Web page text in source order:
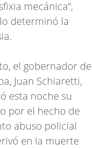
mecánica”,
determinó la
el gobernador de
Juan Schiaretti,
esta noche su
por el hecho de
abuso policial
en la muerte